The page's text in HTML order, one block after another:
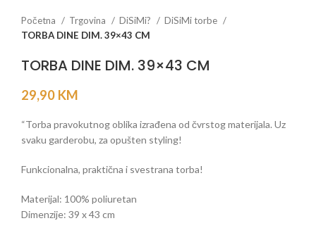
Početna Trgovina DiSiMi?
DiSiMi torbe
TORBA DINE DIM. 39×43 CM
TORBA DINE DIM. 39×43 CM
29,90 KM
“Torba pravokutnog oblika izrađena od čvrstog materijala. Uz
svaku garderobu, za opušten styling!
Funkcionalna, praktična i svestrana torba!
Materijal: 100% poliuretan
Dimenzije: 39 x 43 cm